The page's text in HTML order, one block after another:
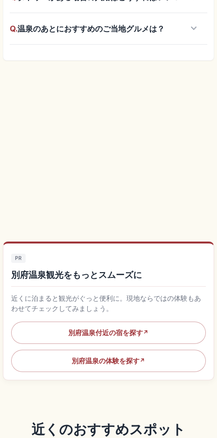
Q.温泉のあとにおすすめのご当地グルメは？ keyboard_arrow_down
PR
別府温泉観光をもっとスムーズに
近くに泊まると観光がぐっと便利に。現地ならではの体験もあ
わせてチェックしてみましょう。
別府温泉付近の宿を探す↗
別府温泉の体験を探す↗
近くのおすすめスポット